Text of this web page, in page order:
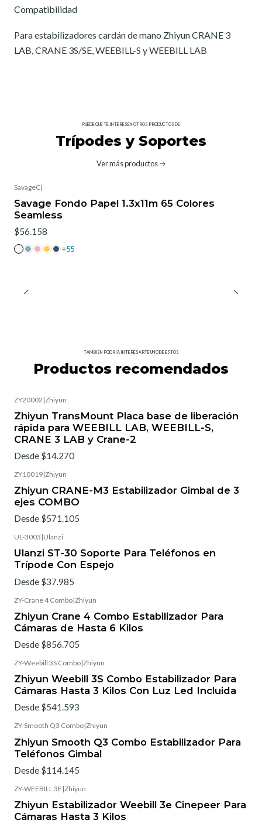
Compatibilidad
Para estabilizadores cardán de mano Zhiyun CRANE 3
LAB, CRANE 3S/SE, WEEBILL-S y WEEBILL LAB
PUEDE QUE TE INTERESEN OTROS PRODUCTOS DE
Trípodes y Soportes
Ver más productos
SavageC|
Savage Fondo Papel 1.3x11m 65 Colores
Seamless
$56.158
+55
TAMBIÉN PODRÍA INTERESARTE UNO DE ESTOS
Productos recomendados
ZY20002 |Zhiyun
Zhiyun TransMount Placa base de liberación
rápida para WEEBILL LAB, WEEBILL-S,
CRANE 3 LAB y Crane-2
Desde $14.270
ZY10019|Zhiyun
Zhiyun CRANE-M3 Estabilizador Gimbal de 3
ejes COMBO
Desde $571.105
UL-3003 |Ulanzi
Ulanzi ST-30 Soporte Para Teléfonos en
Trípode Con Espejo
Desde $37.985
ZY-Crane 4 Combo|Zhiyun
Zhiyun Crane 4 Combo Estabilizador Para
Cámaras de Hasta 6 Kilos
Desde $856.705
ZY-Weebill 3S Combo|Zhiyun
Zhiyun Weebill 3S Combo Estabilizador Para
Cámaras Hasta 3 Kilos Con Luz Led Incluida
Desde $541.593
ZY-Smooth Q3 Combo|Zhiyun
Zhiyun Smooth Q3 Combo Estabilizador Para
Teléfonos Gimbal
Desde $114.145
ZY-WEEBILL 3E |Zhiyun
Zhiyun Estabilizador Weebill 3e Cinepeer Para
Cámaras Hasta 3 Kilos